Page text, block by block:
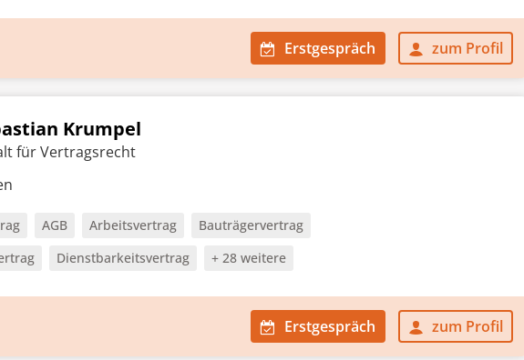
Erstgespräch zum Profil
Krumpel
für Vertragsrecht
AGB Arbeitsvertrag
Bauträgervertrag
Dienstbarkeitsvertrag + 28 weitere
Erstgespräch zum Profil